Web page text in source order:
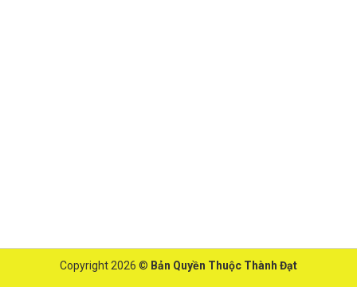
Copyright 2026 © Bản Quyền Thuộc Thành Đạt